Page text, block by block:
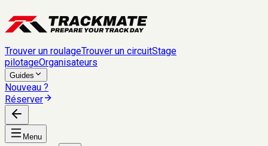
Trouver un roulageTrouver un circuitStage
pilotageOrganisateurs
Guides
Nouveau ?
Réserver
Menu